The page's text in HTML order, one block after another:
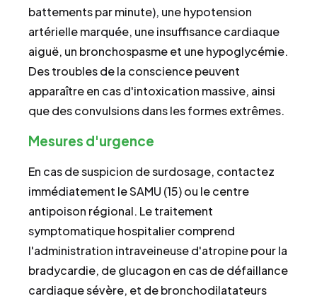
battements par minute), une hypotension
artérielle marquée, une insuffisance cardiaque
aiguë, un bronchospasme et une hypoglycémie.
Des troubles de la conscience peuvent
apparaître en cas d'intoxication massive, ainsi
que des convulsions dans les formes extrêmes.
Mesures d'urgence
En cas de suspicion de surdosage, contactez
immédiatement le SAMU (15) ou le centre
antipoison régional. Le traitement
symptomatique hospitalier comprend
l'administration intraveineuse d'atropine pour la
bradycardie, de glucagon en cas de défaillance
cardiaque sévère, et de bronchodilatateurs